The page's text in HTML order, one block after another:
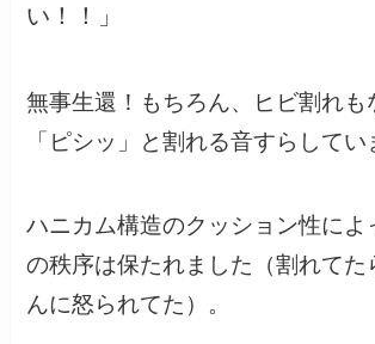
い！！」
無事生還！もちろん、ヒビ割れも
「ピシッ」と割れる音すらしてい
ハニカム構造のクッション性によ
の秩序は保たれました（割れてた
んに怒られてた）。